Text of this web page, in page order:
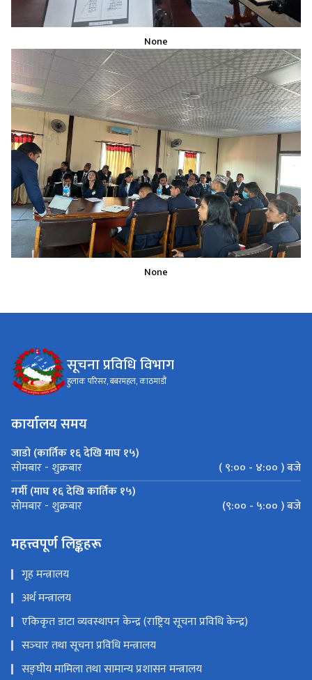
None
None
सूचना प्रविधि विभाग
हुलाक परिसर, बबरमहल, काठमाडौं
कार्यालय समय
जाडो (कार्तिक १६ देखि माघ १५)
सोमबार - शुक्रबार
( ९:०० - ४:०० ) बजे
गर्मी (माघ १६ देखि कार्तिक १५)
सोमबार - शुक्रबार (९:०० - ५:०० ) बजे
महत्त्वपूर्ण लिङ्कहरू
गृह मन्त्रालय
अर्थ मन्त्रालय
एकिकृत डाटा व्यवस्थापन केन्द्र (राष्ट्रिय सूचना प्रविधि केन्द्र)
सञ्‍चार तथा सूचना प्रविधि मन्त्रालय
सङ्‍घीय मामिला तथा सामान्य प्रशासन मन्त्रालय